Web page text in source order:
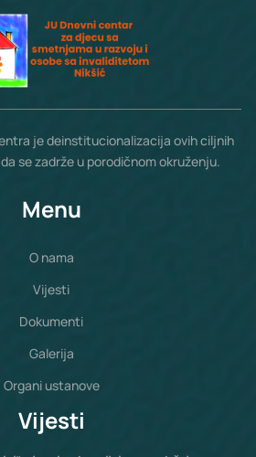
je deinstitucionalizacija ovih ciljnih
se zadrže u porodičnom okruženju.
Menu
O nama
Vijesti
Dokumenti
Galerija
Organi ustanove
Vijesti